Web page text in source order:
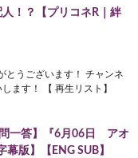
人！？【プリコネR｜絆
とうございます！ チャンネ
します！ 【 再生リスト】
問一答】『6月06日 アオ
版】【ENG SUB】